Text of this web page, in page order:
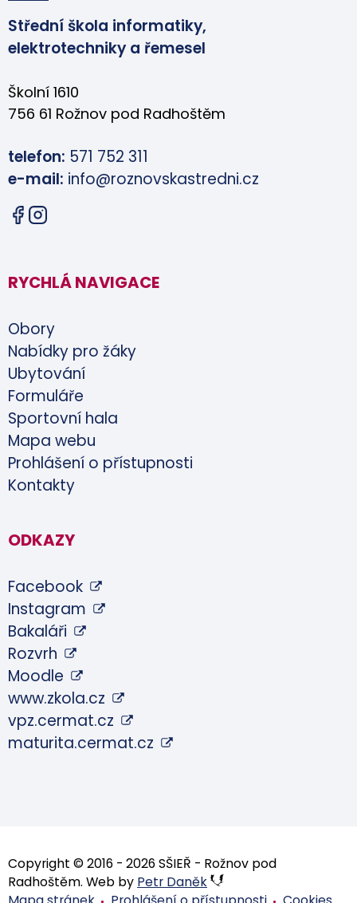
Střední škola informatiky,
elektrotechniky a řemesel
Školní 1610
756 61 Rožnov pod Radhoštěm
telefon: 571 752 311
e-mail: info@roznovskastredni.cz
RYCHLÁ NAVIGACE
Obory
Nabídky pro žáky
Ubytování
Formuláře
Sportovní hala
Mapa webu
Prohlášení o přístupnosti
Kontakty
ODKAZY
Facebook
Instagram
Bakaláři
Rozvrh
Moodle
www.zkola.cz
vpz.cermat.cz
maturita.cermat.cz
Copyright © 2016 - 2026 SŠIEŘ - Rožnov pod
Radhoštěm. Web by Petr Daněk